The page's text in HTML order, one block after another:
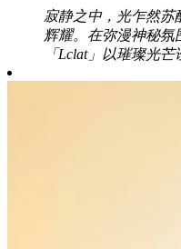
寂静之中，光乍然苏
辉耀。在弥漫神秘
「Lclat」以璀璨光芒